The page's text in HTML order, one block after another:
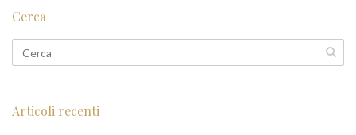
Cerca
Articoli recenti